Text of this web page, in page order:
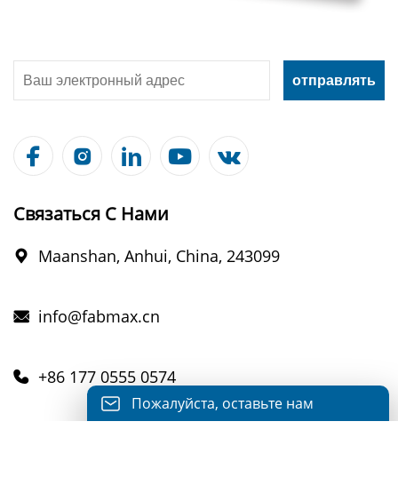
Пожалуйста, оставьте нам
    
Связаться С Нами
 Maanshan, Anhui, China, 243099
 info@fabmax.cn
 +86 177 0555 0574